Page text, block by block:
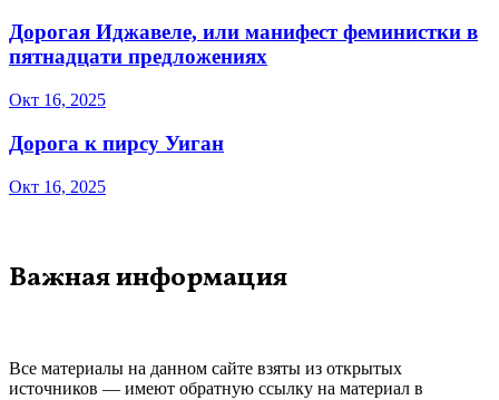
Дорогая Иджавеле, или манифест феминистки в
пятнадцати предложениях
Окт 16, 2025
Дорога к пирсу Уиган
Окт 16, 2025
Важная информация
Все материалы на данном сайте взяты из открытых
источников — имеют обратную ссылку на материал в